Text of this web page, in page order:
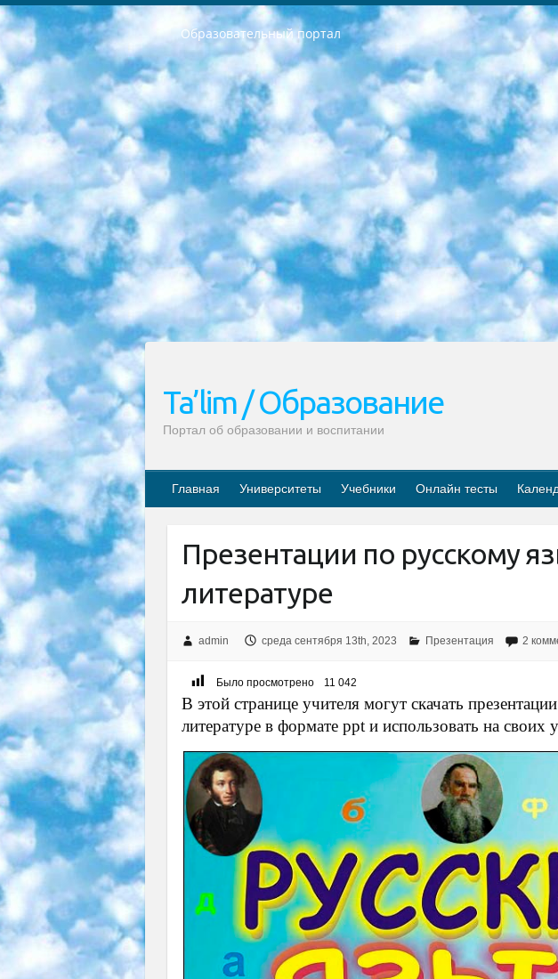
Образовательный портал
РЕСПУБЛИКА УЗБЕКИСТАН МИНИСТРЕРСТВО ДОШКОЛЬНОГО И ШКОЛЬНОГО ОБРАЗОВАНИЯ КОМАНДА в общеобразовательных учреждениях в 2023-2024 учебном году организация и проведение итоговой государственной аттестации обучающихся о Министра дошкольного и школьного образования Республики Узбекистан от 4 марта 2008 года (постановлением Минюста от 20 марта 2008 года № 1778 государственной регистрации) «Итоговое состояние учащихся общего среднего образования на основании положения об утверждении положения об аттестации общего среднего образования выпускной экзамен студентов в образовательных учреждениях в 2023-2024 учебном году В целях организации и прохождения аттестации приказываю: 1. Следующее: перечень предметов, по которым будет проводиться итоговая государственная аттестация и экзамен формы перевода согласно приложению 1; сертификаты международного образца, оценивающие уровень владения иностранными языками перечень согласно приложению 2; 2. Педагогический при специализированных образовательных учреждениях. научно-практический центр квалификации и международной оценки (Д.Давидова) 2024 г. До 25 марта: задания по предметам, по которым будет проводиться итоговая аттестация разработка и утверждение технических условий; итоговая аттестация на основании разработанного предметного задания разработка вопросов по предметам (устно и письменно), экзамен передача; общеобразовательные средние школы и специальные учебные заведения учащиеся выпускных классов школ и интернатов в агентской системе подготовка базы данных экзаменационных материалов и критериев оценки; перевод базы экзаменационных материалов на все языки обучения подать в Республиканский образовательный центр для изготовления; варианты экзаменов на основе разработанных контрольных материалов пусть будут поставлены задачи формирования. 3. Республиканский образовательный центр (Ш.Худайкулов) до 5 апреля 2024 года. до: база данных предоставленных экзаменационных материалов на все языки обучения перевод и экспертиза; для слепых, слабовидящих, глухих, слабослышащих и умственно отсталых детей учащиеся выпускных классов специализированных школ и школ-интернатов база данных экзаменационных материалов на всех преподаваемых языках подготовка критериев оценки; специализированные школы для умственно отсталых детей и технологии для учащихся выпускных классов школ-интернатов разработка соответствующих рекомендаций и критериев проведения ЕГЭ по естествознанию давать задания. 4. Педагогический при специализированных образовательных учреждениях. Научно-практический центр навыков и международной оценки (Д.Давидова), Республика образовательный центр (Худайкулов Ш.) итоговый государственный аттестационный экзамен ориентирован на творческое и логическое мышление при подготовке базы материалов учитывать введение заданий. 5. Следует отметить, что: сертификат государственного образца о знании общеобразовательного предмета и как минимум национальный уровень B1 по предметам на иностранных языках, указанным в Приложении 2. или международно признанный сертификат эквивалентного уровня студенты, изучающие определенный предмет, освобождаются от экзамена; по соответствующим предметам запланирована итоговая государственная аттестация за день до дня, путем жеребьевки Рабочей группой (в письменной форме по предметам, проводимым в форме) из числа сформированных вариантов выбрано 2 варианта; 2 выбранных варианта экзамена анонсированы на официальном сайте министерства и все выпускники по всей стране на основе этих вариантов проводит итоговую государственную аттестацию. 6. Государственное образование учащихся средних общеобразовательных учреждений. знания в соответствии с квалификационными требованиями, которые необходимо приобрести на основании стандартов итоговый (выпускной) контроль для 9 и 11 классов в целях тестирования Экзамены (далее – экзамены) состоят из предметов, перечисленных в приложении 1. будет сделано. 7. Экзамены пройдут с 26 мая по 15 июня 2024 г. (кроме науки физического воспитания). 8. Физическая для учащихся 9 классов общесредних образовательных учреждений. Экзамены по предмету «Образование, квалификация медицина» 1-6 мая 2024 года. сотрудники перевести под присмотр (с отклонениями в физическом или умственном развитии) специализированная школа для детей, школы-интернаты и со сколиозом школы-интернаты санаторного типа для
Ta’lim / Образование
Портал об образовании и воспитании
Главная Университеты Учебники Онлайн тесты
Презентации по русскому
литературе
admin среда сентября 13th, 2023 Презентация 2
Было просмотрено 11 042
В этой странице учителя могут скачать
литературе в формате ppt и использовать на своих